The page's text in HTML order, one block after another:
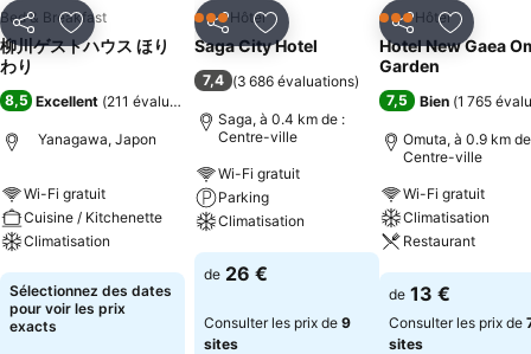
PartagerAjouter à mes favoris
Bed & Breakfast
柳川ゲストハウス ほり
わり
8,5 Excellent (211 évaluations
Yanagawa, Japon
Wi-Fi gratuit
Cuisine / Kitchenette
Climatisation
Consulter les prix
Sélectionnez des dates
pour voir les prix
exacts
PartagerAjouter à mes favoris
3 ÉtoilesHôtel
Saga City Hotel
7,4 (3 686 évaluations)
Saga, à 0.4 km de :
Centre-ville
Wi-Fi gratuit
Parking
Climatisation
Consulter les prix
de 26 €
Consulter les prix de 9
sites
PartagerAjouter
3 ÉtoilesHôtel
Hotel New Gaea
Garden
7,5 Bien (1 765
Omuta, à 0.9 km
Centre-ville
Wi-Fi gratuit
Climatisation
Restaurant
Consulter les
de 13 €
Consulter les prix de
sites